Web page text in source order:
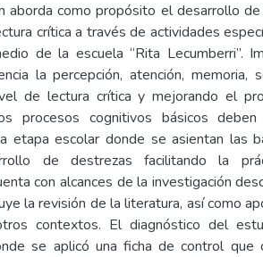
aborda como propósito el desarrollo
crítica a través de actividades
de la escuela “Rita Lecumberri”.
la percepción, atención, memoria,
de lectura crítica y mejorando el
procesos cognitivos básicos
etapa escolar donde se asientan las
de destrezas facilitando la
con alcances de la investigación
la revisión de la literatura, así como
contextos. El diagnóstico del
se aplicó una ficha de control que